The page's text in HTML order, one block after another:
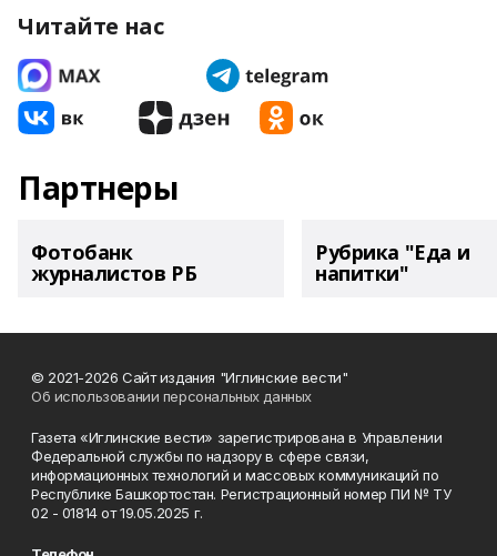
Читайте нас
Партнеры
Фотобанк
журналистов РБ
Рубрика "Еда и
напитки"
© 2021-2026 Сайт издания "Иглинские вести"
Об использовании персональных данных
Газета «Иглинские вести» зарегистрирована в Управлении
Федеральной службы по надзору в сфере связи,
информационных технологий и массовых коммуникаций по
Республике Башкортостан. Регистрационный номер ПИ № ТУ
02 - 01814 от 19.05.2025 г.